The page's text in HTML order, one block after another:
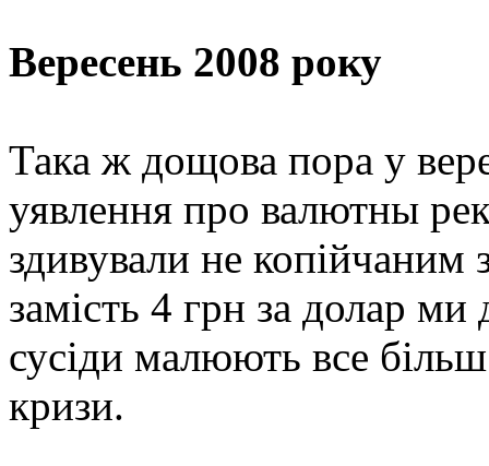
Вересень 2008 року
Така ж дощова пора у
уявлення про валютны
здивували не копійчаним
замість 4 грн за долар
сусіди малюють все
кризи.